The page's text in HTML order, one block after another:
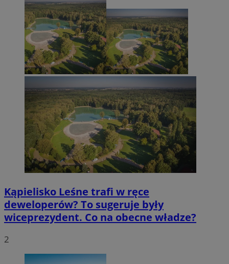
Kąpielisko Leśne trafi w ręce
deweloperów? To sugeruje były
wiceprezydent. Co na obecne władze?
2